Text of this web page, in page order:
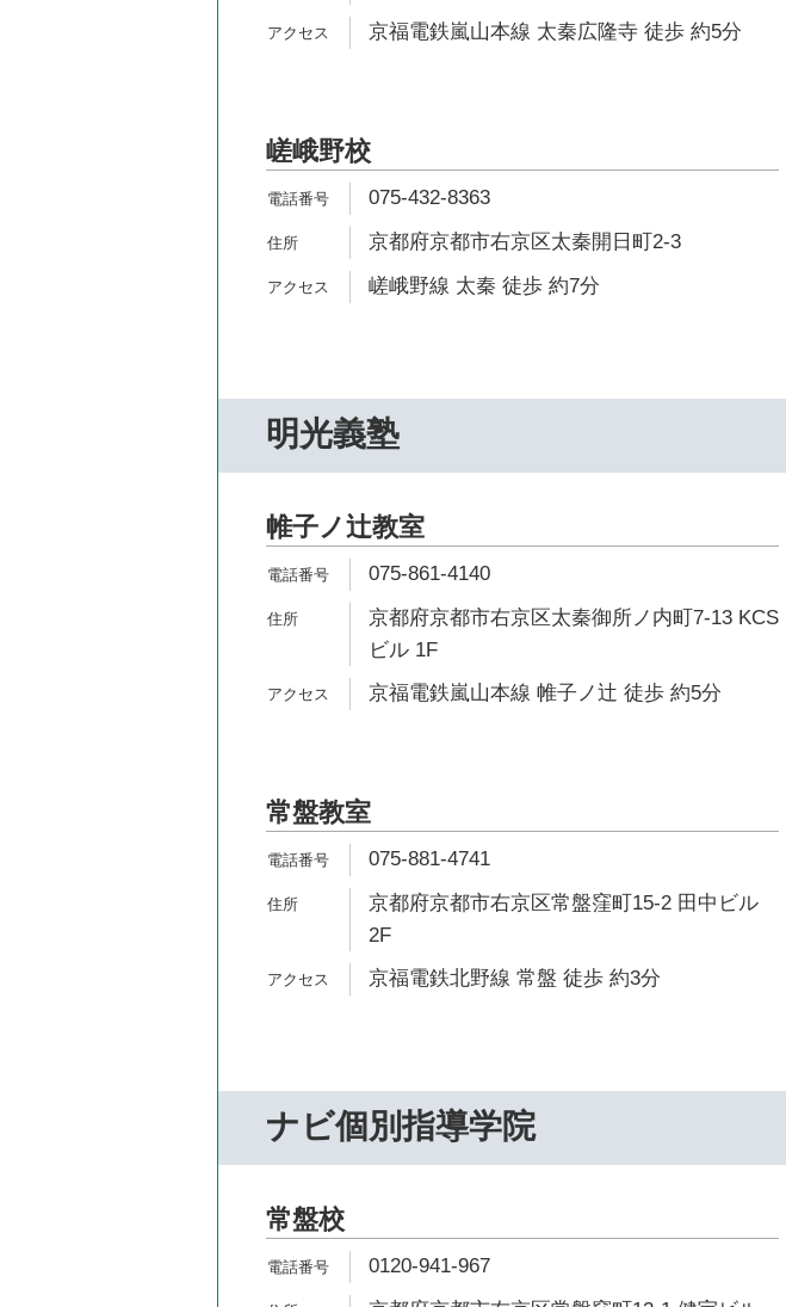
京福電鉄嵐山本線 太秦広隆寺 徒歩 約5分
嵯峨野校
075-432-8363
京都府京都市右京区太秦開日町2-3
嵯峨野線 太秦 徒歩 約7分
明光義塾
帷子ノ辻教室
075-861-4140
京都府京都市右京区太秦御所ノ内町7-13 KCS
ビル 1F
京福電鉄嵐山本線 帷子ノ辻 徒歩 約5分
常盤教室
075-881-4741
京都府京都市右京区常盤窪町15-2 田中ビル
2F
京福電鉄北野線 常盤 徒歩 約3分
ナビ個別指導学院
常盤校
0120-941-967